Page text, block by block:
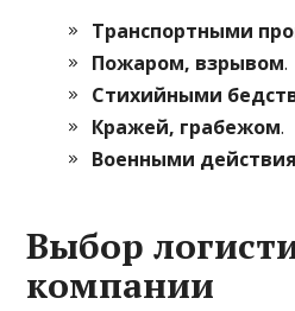
Транспортными
Пожаром, взрывом.
Стихийными
Кражей, грабежом.
Военными
Выбор
компании